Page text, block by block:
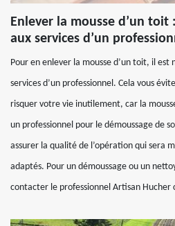
Enlever la mousse d’un
aux services d’un
Pour en enlever la mousse d’un toit, il est
services d’un professionnel. Cela vous
risquer votre vie inutilement, car la
un professionnel pour le démoussage de
assurer la qualité de l’opération qui sera
adaptés. Pour un démoussage ou un
contacter le professionnel Artisan Hucher